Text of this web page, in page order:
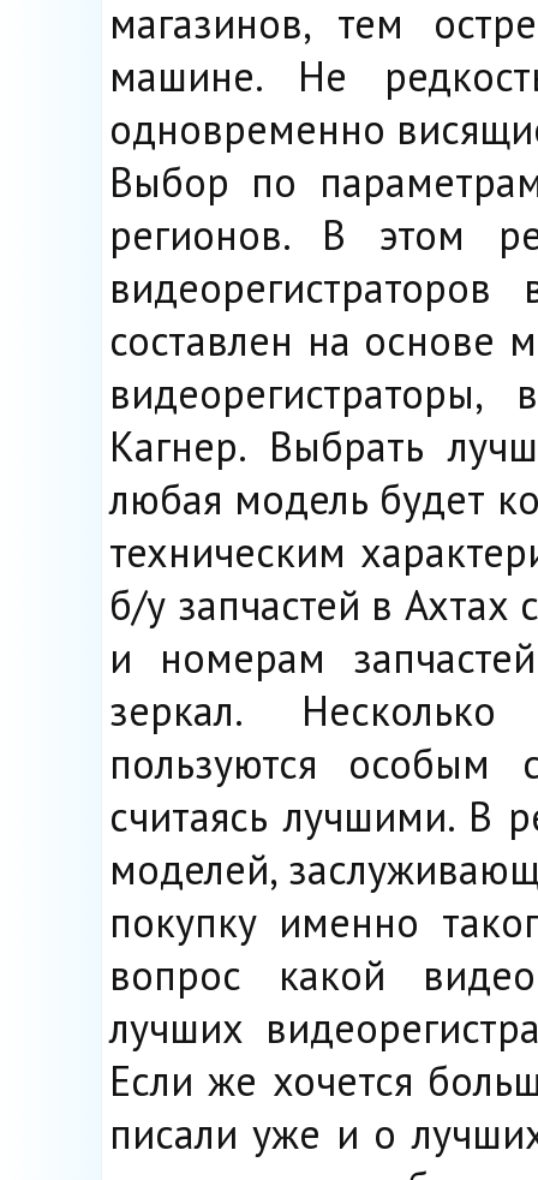
магазинов, тем
машине. Не
одновременно
Выбор по
регионов. В этом
составлен на основе
Кагнер. Выбрать
любая модель будет
техническим
б/у запчастей в
и номерам
зеркал. Несколько
пользуются особым
считаясь лучшими. В
моделей,
покупку именно
вопрос какой
лучших
Если же хочется
писали уже и о